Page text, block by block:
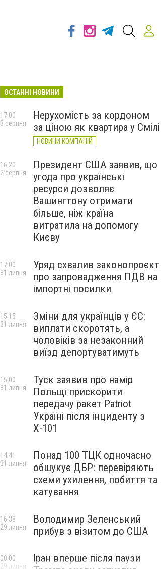
ОСТАННІ НОВИНИ
Нерухомість за кордоном
за ціною як квартира у Смілі
НОВИНИ КОМПАНІЙ
17:00
3 серпня
Президент США заявив, що
угода про українські
ресурси дозволяє
Вашингтону отримати
більше, ніж країна
витратила на допомогу
Києву
16:20
2 серпня
Уряд схвалив законопроєкт
про запровадження ПДВ на
імпортні посилки
17:00
31 липня
Зміни для українців у ЄС:
виплати скоротять, а
чоловіків за незаконний
виїзд депортуватимуть
15:15
31 липня
Туск заявив про намір
Польщі прискорити
передачу ракет Patriot
Україні після інциденту з
Х-101
15:00
31 липня
Понад 100 ТЦК одночасно
обшукує ДБР: перевіряють
схеми ухилення, побиття та
катування
14:41
31 липня
Володимир Зеленський
прибув з візитом до США
16:38
29 липня
Іран вперше після паузи
08:00
29 липня